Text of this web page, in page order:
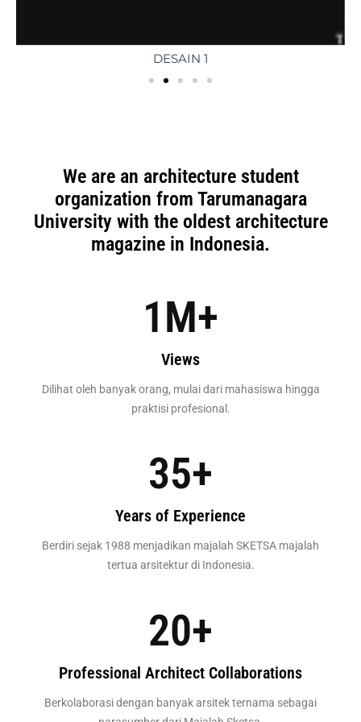
DESAIN 1
We are an architecture student
organization from Tarumanagara
University with the oldest architecture
magazine in Indonesia.
Views
1M+
Dilihat oleh banyak orang, mulai dari mahasiswa hingga
praktisi profesional.
Years of Experience
35+
Berdiri sejak 1988 menjadikan majalah SKETSA majalah
tertua arsitektur di Indonesia.
Professional Architect Collaborations
20+
Berkolaborasi dengan banyak arsitek ternama sebagai